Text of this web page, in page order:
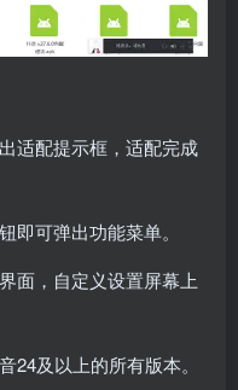
适配提示框，适配完成
即可弹出功能菜单。
面，自定义设置屏幕上
24及以上的所有版本。